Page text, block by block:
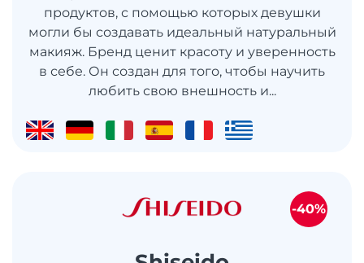
продуктов, с помощью которых девушки
могли бы создавать идеальный натуральный
макияж. Бренд ценит красоту и уверенность
в себе. Он создан для того, чтобы научить
любить свою внешность и...
-40%